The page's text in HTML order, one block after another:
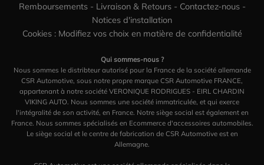
Remboursements- Livraison & Retours- Contactez-nous-
Notices d'installation
Cookies : Modifiez vos choix en matière de confidentialité
Qui sommes-nous ?
Nous sommes le distribteur autorisé pour la France de la société allemande
CSR Automotive, sous notre propre marque CSR Automotive FRANCE,
appartenant à notre société VERONIQUE RODRIGUES - EIRL CHARDIN
VIKING AUTO. Nous sommes une société immatriculée, et qui exerce
l'intégralité de son activité, en France. Notre siège social est également en
France. Nous sommes spécialisés en Ecommerce d'accessoires automobiles.
Le siège social et le centre de fabrication de CSR Automotive est en
Allemagne.